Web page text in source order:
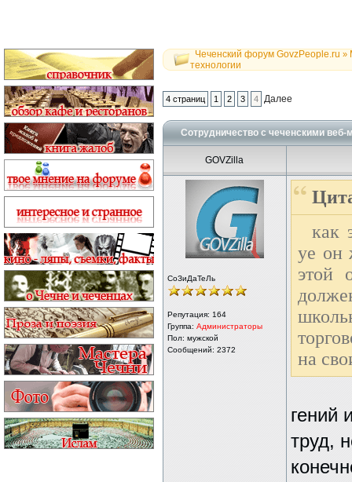
Чеченский форум GovzPeople.ru »
технологии
4 страниц 1 2 3 4 Далее
Сотрудничество с чеченскими
GOVZilla
СоЗиДаТеЛь
Репутация: 164
Группа: Администраторы
Пол: мужской
Сообщений: 2372
как
уе он
этой
на
гений
труд,